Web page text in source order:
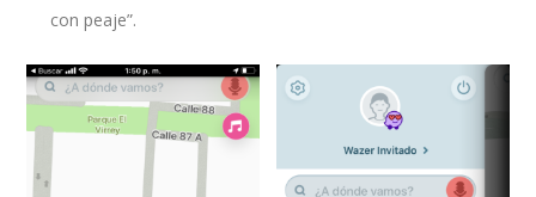
con peaje”.